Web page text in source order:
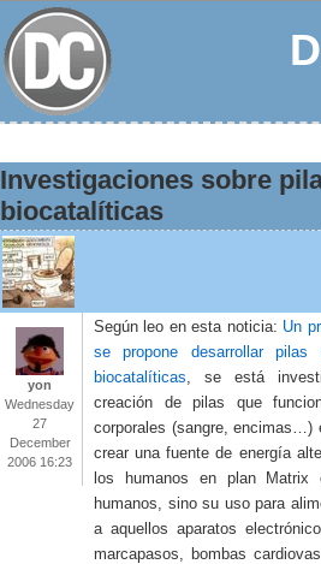
Investigaciones sobre
biocatalíticas
yon
Wednesday
27
December
2006 16:23
Según leo en esta noticia: Un
se propone desarrollar pilas
biocatalíticas , se está
creación de pilas que
corporales (sangre, encimas…)
crear una fuente de energía
los humanos en plan Matrix
humanos, sino su uso para
a aquellos aparatos
marcapasos, bombas